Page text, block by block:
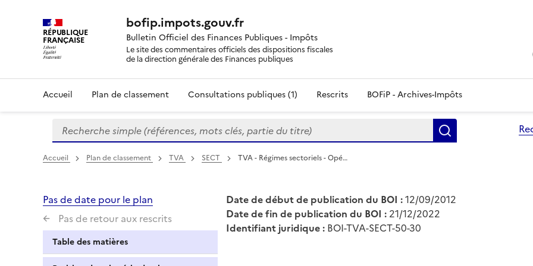
RÉPUBLIQUE
FRANÇAISE
bofip.impots.gouv.fr
Bulletin Officiel des Finances Publiques - Impôts
Le site des commentaires officiels des dispositions fiscales
de la direction générale des Finances publiques
Accueil Plan de classement Consultations publiques (1) Rescrits BOFiP - Archives-Impôts
Formulaire
de
recherche
Recherche simple (références, mots clés, partie du titre)
Accueil Plan de classement TVA SECT TVA - Régimes sectoriels - Opé…
Pas de date pour le plan
Pas de retour aux rescrits
Table des matières
Date de début de publication du BOI :12/09/2012
Date de fin de publication du BOI : 21/12/2022
Identifiant juridique : BOI-TVA-SECT-50-30